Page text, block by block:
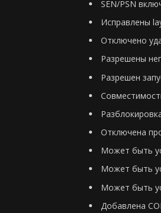
SEN/PSN
Исправлены
Отключено
Разрешены
Разрешен
Отключена
Может быть
Может быть
Может быть
Добавлена